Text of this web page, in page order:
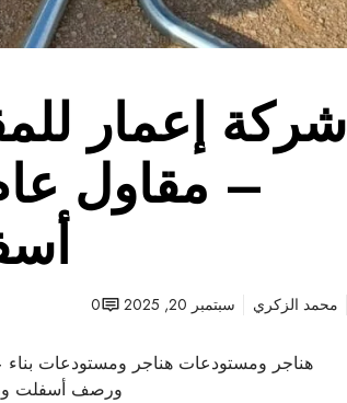
شركة إعمار
– مقاول
محمد الزكري سبتمبر 20, 2025 0
هناجر ومستودعات هناجر ومستودعات
ورصف أسفلت